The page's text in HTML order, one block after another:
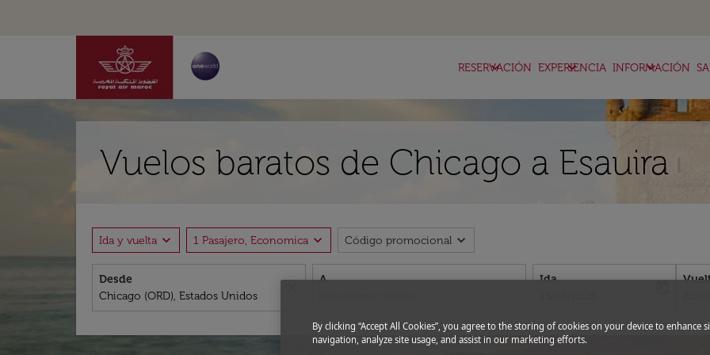
RESERVACIÓN
keyboard_arrow_down EXPERIENCIA
keyboard_arrow_down INFORMACIÓN
keyboard_arrow_down
Vuelos baratos de Chicago a Esauira
Ida y vuelta expand_more 1 Pasajero, Economica expand_more Código promocional expand_more
Desde A
Ida
fc-
By clicking “Accept All Cookies”, you agree to the storing of cookies on your device to enhance
navigation, analyze site usage, and assist in our marketing efforts.